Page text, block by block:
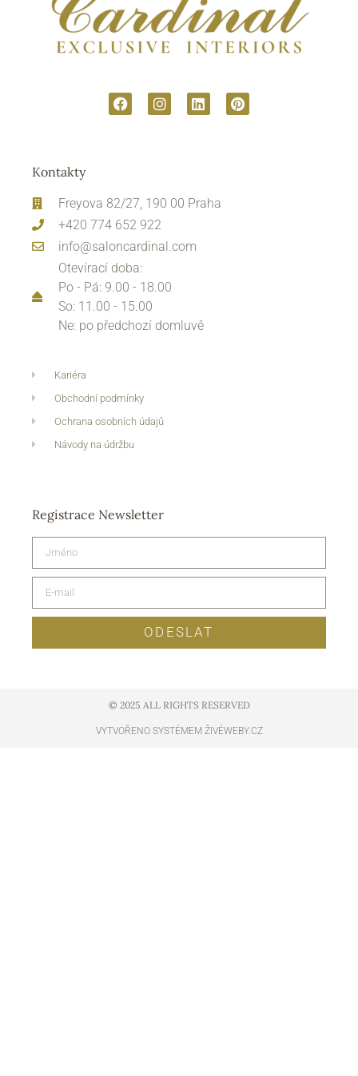
Kontakty
Freyova 82/27, 190 00 Praha
+420 774 652 922
info@saloncardinal.com
Otevírací doba:
Po - Pá: 9.00 - 18.00
So: 11.00 - 15.00
Ne: po předchozí domluvě
Kariéra
Obchodní podmínky
Ochrana osobních údajů
Návody na údržbu
Registrace Newsletter
ODESLAT
© 2025 ALL RIGHTS RESERVED​
VYTVOŘENO SYSTÉMEM ŽIVÉWEBY.CZ